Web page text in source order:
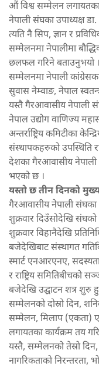
औं विश्व सम्मेलन
नेपाली संघका उपाध्यक्ष
त्यति नै सिप, ज्ञान र
सम्मेलनमा नेपालीमा
छलफल गरिने बताउनुभयो ।
सम्मेलनमा नेपाली
सुवास नेम्वाङ, नेपाल
यस्तै गैरआवासीय नेपाली
नेपाल उद्योग वाणिज्य
अन्तर्राष्ट्रिय कमिटीका
संस्थापकहरुको उपस्थिति
देशका गैरआवासीय नेपाली
भएको छ ।
यस्तो छ तीन दिनको मुख्य
गैरआवासीय नेपाली
शुक्रवार दिउँसोदेखि
शुक्रवार विहानैदेखि
बजेदेखिबाट संस्थागत
स्मार्ट एनआरएनए,
र राष्ट्रिय
बजेदेखि उद्घाटन शत्र शुरु
सम्मेलनको दोस्रो दिन,
सम्मेलन, मिलाप (एकता)
लगायतका कार्यक्रम तय
यस्तै, सम्मेलनको तेस्रो
नागरिकताको निरन्तरता,